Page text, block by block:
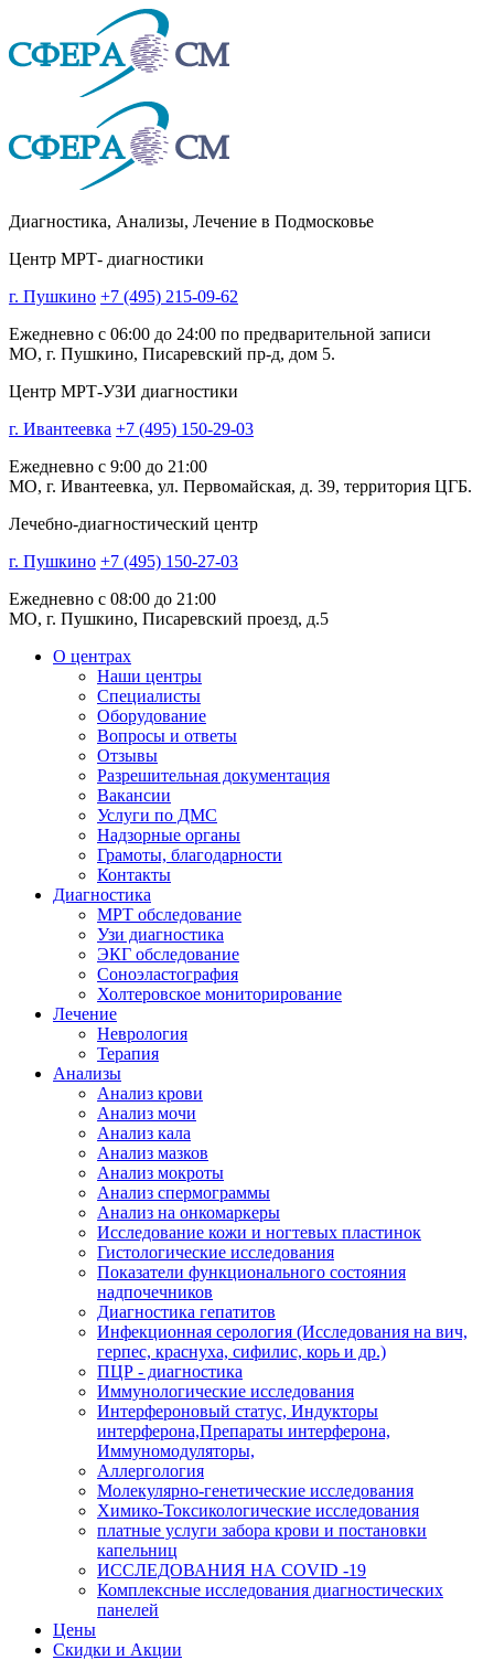
Диагностика, Анализы, Лечение в Подмосковье
Центр МРТ- диагностики
г. Пушкино +7 (495) 215-09-62
Ежедневно с 06:00 до 24:00 по предварительной записи
МО, г. Пушкино, Писаревский пр-д, дом 5.
Центр МРТ-УЗИ диагностики
г. Ивантеевка +7 (495) 150-29-03
Ежедневно с 9:00 до 21:00
МО, г. Ивантеевка, ул. Первомайская, д. 39, территория ЦГБ.
Лечебно-диагностический центр
г. Пушкино +7 (495) 150-27-03
Ежедневно с 08:00 до 21:00
МО, г. Пушкино, Писаревский проезд, д.5
О центрах
Наши центры
Специалисты
Оборудование
Вопросы и ответы
Отзывы
Разрешительная документация
Вакансии
Услуги по ДМС
Надзорные органы
Грамоты, благодарности
Контакты
Диагностика
МРТ обследование
Узи диагностика
ЭКГ обследование
Соноэластография
Холтеровское мониторирование
Лечение
Неврология
Терапия
Анализы
Анализ крови
Анализ мочи
Анализ кала
Анализ мазков
Анализ мокроты
Анализ спермограммы
Анализ на онкомаркеры
Исследование кожи и ногтевых пластинок
Гистологические исследования
Показатели функционального состояния
надпочечников
Диагностика гепатитов
Инфекционная серология (Исследования на вич,
герпес, краснуха, сифилис, корь и др.)
ПЦР - диагностика
Иммунологические исследования
Интерфероновый статус, Индукторы
интерферона,Препараты интерферона,
Иммуномодуляторы,
Аллергология
Молекулярно-генетические исследования
Химико-Токсикологические исследования
платные услуги забора крови и постановки
капельниц
ИССЛЕДОВАНИЯ НА COVID -19
Комплексные исследования диагностических
панелей
Цены
Скидки и Акции